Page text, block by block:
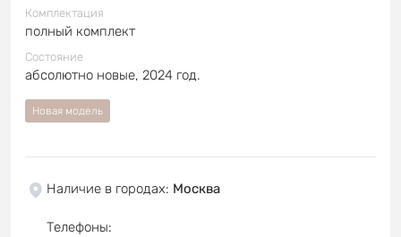
Комплектация
полный комплект
Состояние
абсолютно новые, 2024 год.
Новая модель
Наличие в городах: Москва
Телефоны: